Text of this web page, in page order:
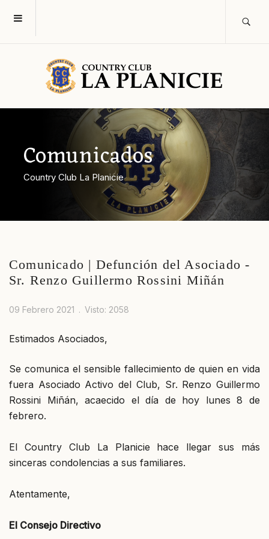
Comunicados
Country Club La Planicie
Comunicado | Defunción del Asociado -
Sr. Renzo Guillermo Rossini Miñán
09 Febrero 2021 Visto: 2058
Estimados Asociados,
Se comunica el sensible fallecimiento de quien en vida
fuera Asociado Activo del Club, Sr. Renzo Guillermo
Rossini Miñán, acaecido el día de hoy lunes 8 de
febrero.
El Country Club La Planicie hace llegar sus más
sinceras condolencias a sus familiares.
Atentamente,
El Consejo Directivo